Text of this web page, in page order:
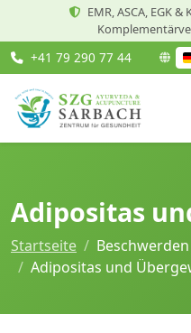
EMR, ASCA, EGK
+41 79 290 77 44
Adipositas
Startseite
Beschwerden
Adipositas und